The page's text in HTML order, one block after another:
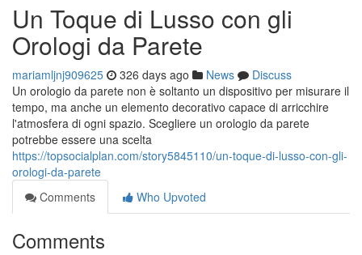
Un Toque di Lusso con gli
Orologi da Parete
mariamljnj909625 326 days ago News
Discuss
Un orologio da parete non è soltanto un dispositivo per misurare il
tempo, ma anche un elemento decorativo capace di arricchire
l'atmosfera di ogni spazio. Scegliere un orologio da parete
potrebbe essere una scelta
https://topsocialplan.com/story5845110/un-toque-di-lusso-con-gli-
orologi-da-parete
Comments
Who Upvoted
Comments